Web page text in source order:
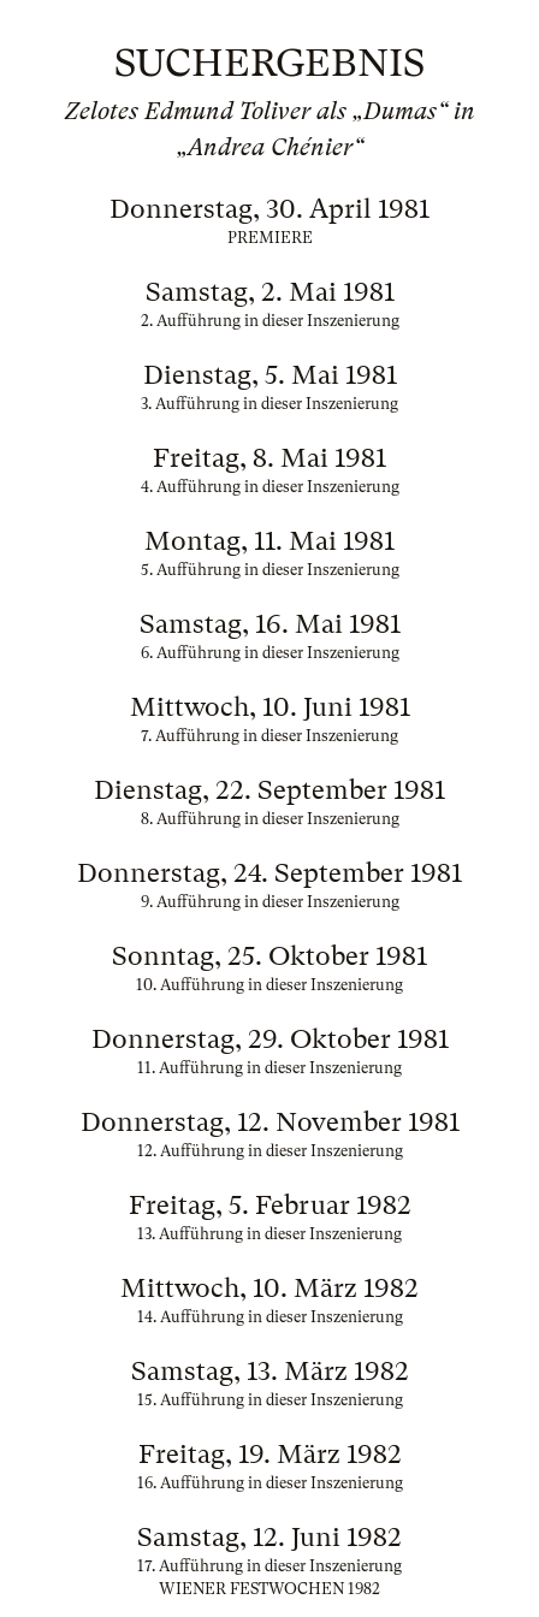
SUCHERGEBNIS
Zelotes Edmund Toliver als „Dumas“ in
„Andrea Chénier“
Donnerstag, 30. April 1981
PREMIERE
Samstag, 2. Mai 1981
2. Aufführung in dieser Inszenierung
Dienstag, 5. Mai 1981
3. Aufführung in dieser Inszenierung
Freitag, 8. Mai 1981
4. Aufführung in dieser Inszenierung
Montag, 11. Mai 1981
5. Aufführung in dieser Inszenierung
Samstag, 16. Mai 1981
6. Aufführung in dieser Inszenierung
Mittwoch, 10. Juni 1981
7. Aufführung in dieser Inszenierung
Dienstag, 22. September 1981
8. Aufführung in dieser Inszenierung
Donnerstag, 24. September 1981
9. Aufführung in dieser Inszenierung
Sonntag, 25. Oktober 1981
10. Aufführung in dieser Inszenierung
Donnerstag, 29. Oktober 1981
11. Aufführung in dieser Inszenierung
Donnerstag, 12. November 1981
12. Aufführung in dieser Inszenierung
Freitag, 5. Februar 1982
13. Aufführung in dieser Inszenierung
Mittwoch, 10. März 1982
14. Aufführung in dieser Inszenierung
Samstag, 13. März 1982
15. Aufführung in dieser Inszenierung
Freitag, 19. März 1982
16. Aufführung in dieser Inszenierung
Samstag, 12. Juni 1982
17. Aufführung in dieser Inszenierung
WIENER FESTWOCHEN 1982